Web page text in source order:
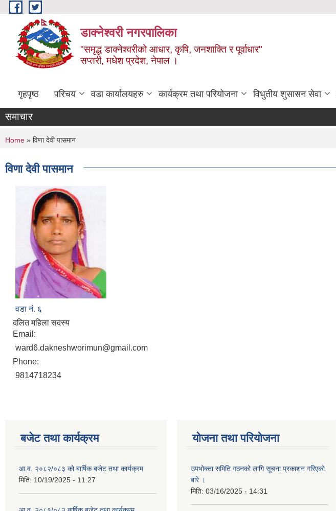
Skip to main content
डाक्नेश्वरी नगरपालिका
"समृद्ध डाक्नेश्वरीको आधार, कृषि, जनशाक्ति र पूर्वाधार"
सप्तरी, मधेश प्रदेश, नेपाल ।
गृहपृष्ठ परिचय वडा कार्यालयहरु कार्यक्रम तथा परियोजना विधुतीय शुसासन सेवा
समाचार
You are here
Home » विणा देवी पासमान
विणा देवी पासमान
वडा नं. ६
दलित महिला सदस्य
Email:
ward6.dakneshworimun@gmail.com
Phone:
9814718234
बजेट तथा कार्यक्रम
आ.व. २०८२/०८३ को बार्षिक बजेट तथा कार्यक्रम
मिति: 10/19/2025 - 11:27
योजना तथा परियोजना
उपभोक्ता समिति गठनको लागि सूचना प्रकाशन गरिएको
बारे ।
मिति: 03/16/2025 - 14:31